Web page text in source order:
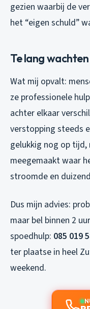
gezien waarbij de
het “eigen schuld”
Te lang
Wat mij opvalt:
ze professionele
achter elkaar
verstopping steeds
gelukkig nog op
meegemaakt waar
stroomde en
Dus mijn advies:
maar bel binnen 2
spoedhulp: 085 019
ter plaatse in heel
weekend.